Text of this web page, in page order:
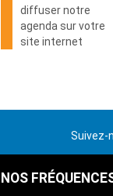
diffuser notre
agenda sur votre
site internet
Suivez-
NOS